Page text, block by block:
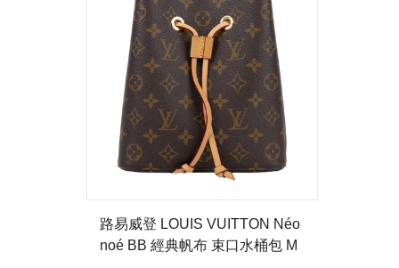
路易威登 LOUIS VUITTON Néo
noé BB 經典帆布 束口水桶包 M